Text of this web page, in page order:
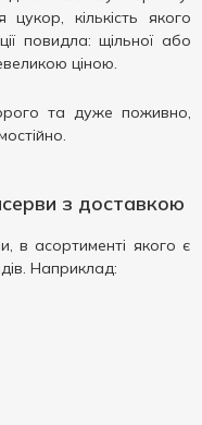
кількість якого
повидла: щільної або
ціною.
та дуже поживно,
з доставкою
в асортименті якого є
Наприклад: